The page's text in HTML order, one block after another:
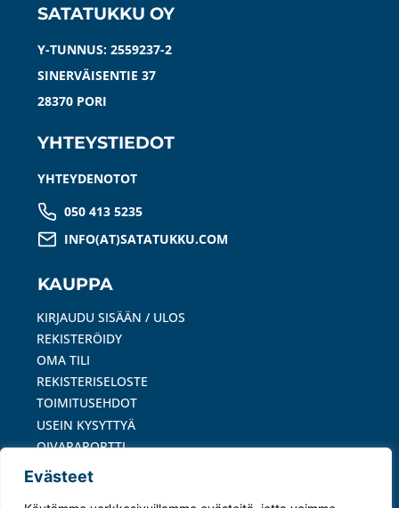
Evästeet
SATATUKKU OY
Y-TUNNUS: 2559237-2
SINERVÄISENTIE 37
28370 PORI
YHTEYSTIEDOT
YHTEYDENOTOT
050 413 5235
INFO(AT)SATATUKKU.COM
KAUPPA
KIRJAUDU SISÄÄN / ULOS
REKISTERÖIDY
OMA TILI
REKISTERISELOSTE
TOIMITUSEHDOT
USEIN KYSYTTYÄ
OIVARAPORTTI
MAKSUTAVAT